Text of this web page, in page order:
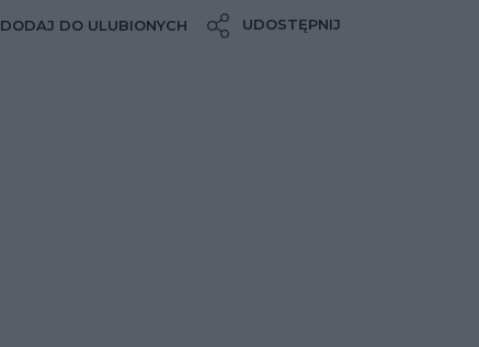
DODAJ DO ULUBIONYCH UDOSTĘPNIJ